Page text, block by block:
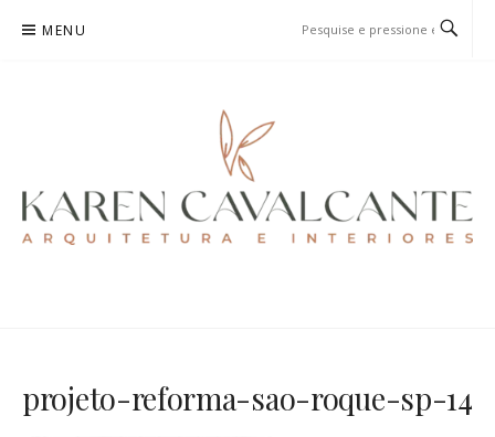
para
MENU
projeto-reforma-sao-roque-sp-14